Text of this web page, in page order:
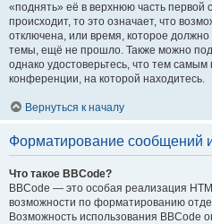
«поднять» её в верхнюю часть первой
происходит, то это означает, что
отключена, или время, которое
темы, ещё не прошло. Также можно
однако удостоверьтесь, что тем
конференции, на которой находитесь.
Вернуться к началу
Форматирование сообщений
Что такое BBCode?
BBCode — это особая реализация
возможности по форматированию
Возможность использования BBCode